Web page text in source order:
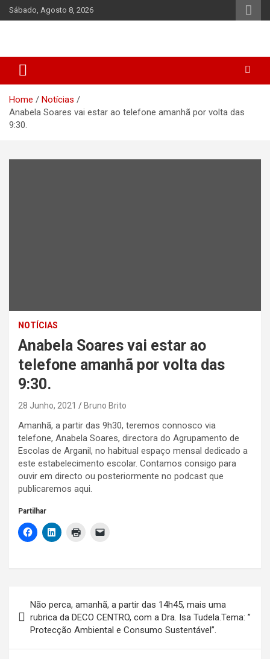
Skip
to
Sábado, Agosto 8, 2026
Home
Notícias
Anabela Soares vai estar ao telefone amanhã por volta das
9:30.
NOTÍCIAS
Anabela Soares vai estar ao
telefone amanhã por volta das
9:30.
28 Junho, 2021 Bruno Brito
Amanhã, a partir das 9h30, teremos connosco via
telefone, Anabela Soares, directora do Agrupamento de
Escolas de Arganil, no habitual espaço mensal dedicado a
este estabelecimento escolar. Contamos consigo para
ouvir em directo ou posteriormente no podcast que
publicaremos aqui.
Partilhar
de
artigos
Não perca, amanhã, a partir das 14h45, mais uma
rubrica da DECO CENTRO, com a Dra. Isa Tudela.Tema: ”
Protecção Ambiental e Consumo Sustentável”.